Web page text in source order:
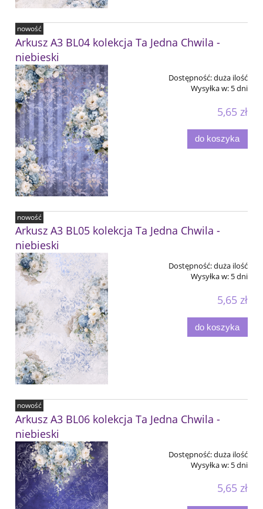
Arkusz A3 BL04 kolekcja Ta Jedna Chwila -
niebieski
Dostępność:duża ilość
Wysyłka w: 5 dni
5,65 zł
do koszyka
nowość
Arkusz A3 BL05 kolekcja Ta Jedna Chwila -
niebieski
Dostępność:duża ilość
Wysyłka w: 5 dni
5,65 zł
do koszyka
nowość
Arkusz A3 BL06 kolekcja Ta Jedna Chwila -
niebieski
Dostępność:duża ilość
Wysyłka w: 5 dni
5,65 zł
nowość